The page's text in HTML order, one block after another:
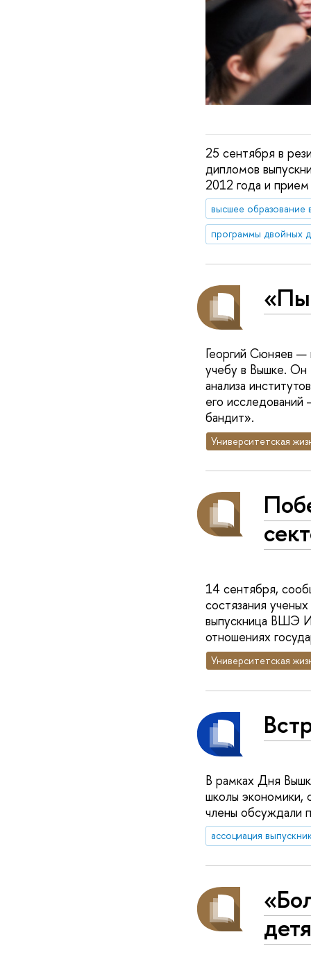
25 сентября в
дипломов
2012 года и
высшее
программы двойных
Георгий Сюняев —
учебу в Вышке. Он
анализа
его исследований
бандит».
Университетская
14 сентября,
состязания
выпускница ВШЭ
отношениях
Университетская
В рамках Дня
школы экономики,
члены обсуждали
ассоциация